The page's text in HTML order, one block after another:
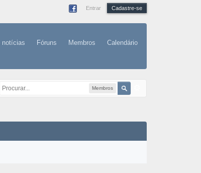
Entrar Cadastre-se
notícias Fóruns Membros Calendário
Membros